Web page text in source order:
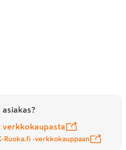
verkkokaupasta
Ruoka.fi -verkkokauppaan